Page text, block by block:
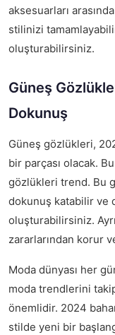
aksesuarları
stilinizi
oluşturabilirsiniz.
Güneş
Dokunuş
Güneş gözlükleri,
bir parçası olacak.
gözlükleri trend. Bu
dokunuş katabilir ve
oluşturabilirsiniz.
zararlarından korur
Moda dünyası her
moda trendlerini
önemlidir. 2024
stilde yeni bir